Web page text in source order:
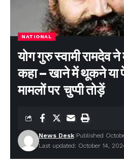
NATIONAL
योग गुरु स्वामी रामदेव
कहा – खाने में थूकने
मामलों पर चुप्पी तोड़ें
Last updated: October 14,
News Desk Published